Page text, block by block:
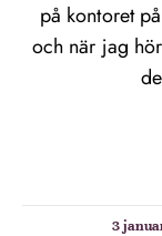
på kontoret
och när jag
3